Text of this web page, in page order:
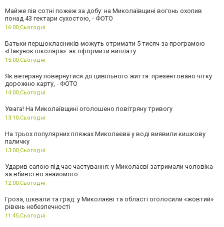
Майже пів сотні пожеж за добу: на Миколаївщині вогонь охопив
понад 43 гектари сухостою, - ФОТО
16:00, Сьогодні
Батьки першокласників можуть отримати 5 тисяч за програмою
«Пакунок школяра»: як оформити виплату
15:00, Сьогодні
Як ветерану повернутися до цивільного життя: презентовано чітку
дорожню карту, - ФОТО
14:00, Сьогодні
Увага! На Миколаївщині оголошено повітряну тривогу
13:10, Сьогодні
На трьох популярних пляжах Миколаєва у воді виявили кишкову
паличку
13:00, Сьогодні
Ударив сапою під час частування: у Миколаєві затримали чоловіка
за вбивство знайомого
12:00, Сьогодні
Гроза, шквали та град: у Миколаєві та області оголосили «жовтий»
рівень небезпечності
11:45, Сьогодні